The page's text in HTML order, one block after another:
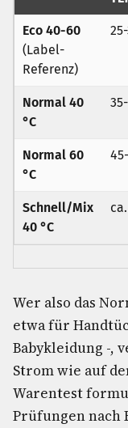
Eco 40-60
(Label-
Referenz)
Normal 40
°C
Normal 60
°C
Schnell/Mix
40 °C
Wer also das
etwa für
Babykleidung -,
Strom wie auf
Warentest
Prüfungen nach